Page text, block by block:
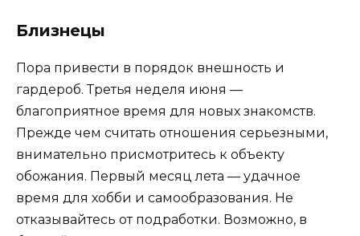
Близнецы
Пора привести в порядок внешность и
гардероб. Третья неделя июня —
благоприятное время для новых знакомств.
Прежде чем считать отношения серьезными,
внимательно присмотритесь к объекту
обожания. Первый месяц лета — удачное
время для хобби и самообразования. Не
отказывайтесь от подработки. Возможно, в